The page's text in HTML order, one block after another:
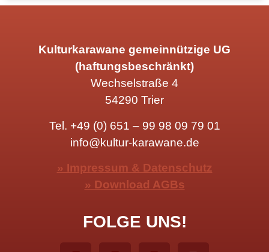
Kulturkarawane gemeinnützige UG
(haftungsbeschränkt)
Wechselstraße 4
54290 Trier
Tel. +49 (0) 651 – 99 98 09 79 01
info@kultur-karawane.de
» Impressum & Datenschutz
» Download AGBs
FOLGE UNS!